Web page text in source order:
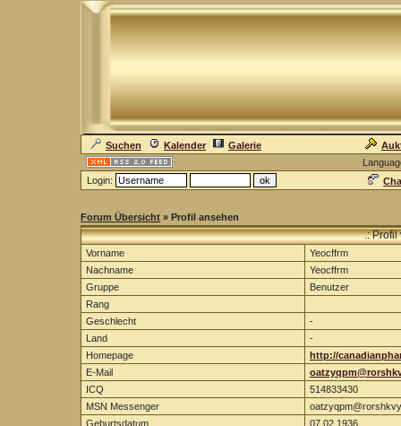
Suchen Kalender Galerie
Login:
Forum Übersicht » Profil ansehen
.: Profil
Vorname
Yeocffrm
Nachname
Yeocffrm
Gruppe
Benutzer
Rang
Geschlecht
-
Land
-
Homepage
http://
E-Mail
ICQ
514833430
MSN Messenger
Geburtsdatum
07.02.1936